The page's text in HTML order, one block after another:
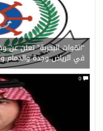
“القوات البحرية” تعلن عن
في الرياض وجدة والدمام